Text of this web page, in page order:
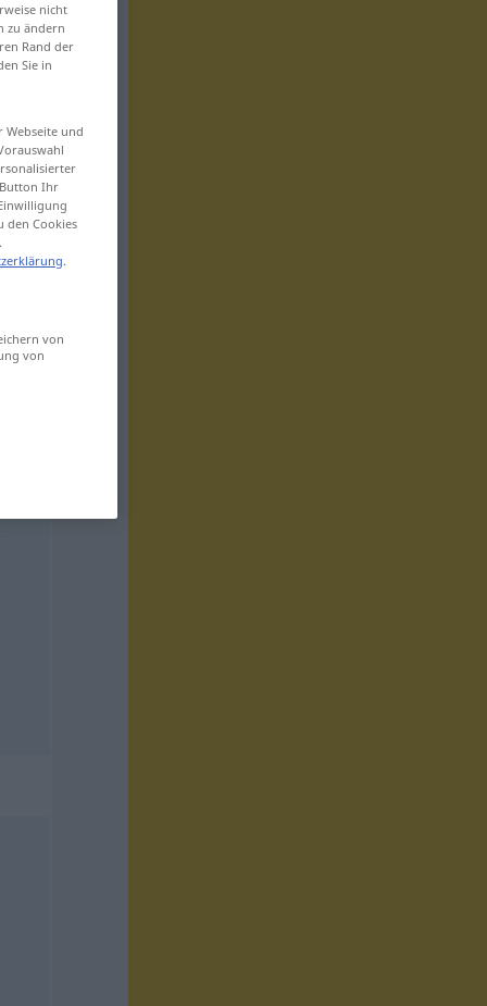
nicht
zu ändern
Rand der
Sie in
und
Ihr
den Cookies
.
von
von